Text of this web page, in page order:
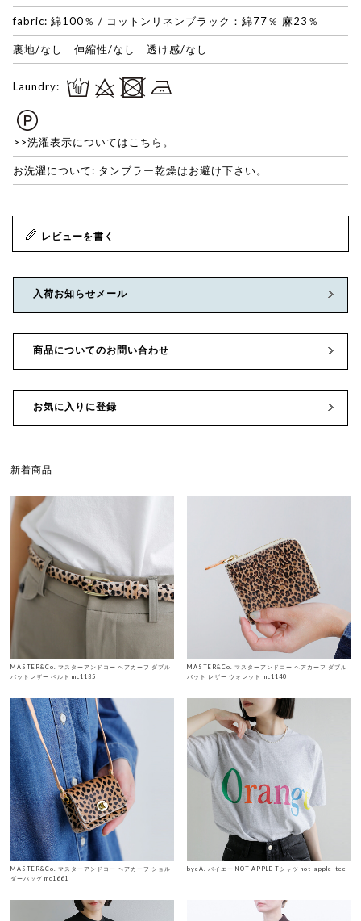
fabric: 綿100％ / コットンリネンブラック：綿77％ 麻23％
裏地/なし 伸縮性/なし 透け感/なし
Laundry:
>>洗濯表示についてはこちら。
お洗濯について: タンブラー乾燥はお避け下さい。
レビューを書く
入荷お知らせメール
商品についてのお問い合わせ
お気に入りに登録
新着商品
MASTER&Co. マスターアンドコー ヘアカーフ ダブル
バットレザー ベルト mc1135
MASTER&Co. マスターアンドコー ヘアカーフ ダブル
バット レザー ウォレット mc1140
MASTER&Co. マスターアンドコー ヘアカーフ ショル
ダーバッグ mc1661
byeA. バイエー NOT APPLE Tシャツ not-apple-tee